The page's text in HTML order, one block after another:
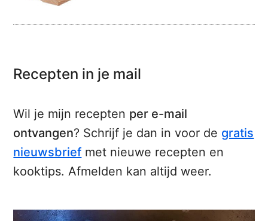
Recepten in je mail
Wil je mijn recepten per e-mail
ontvangen? Schrijf je dan in voor de gratis
nieuwsbrief met nieuwe recepten en
kooktips. Afmelden kan altijd weer.